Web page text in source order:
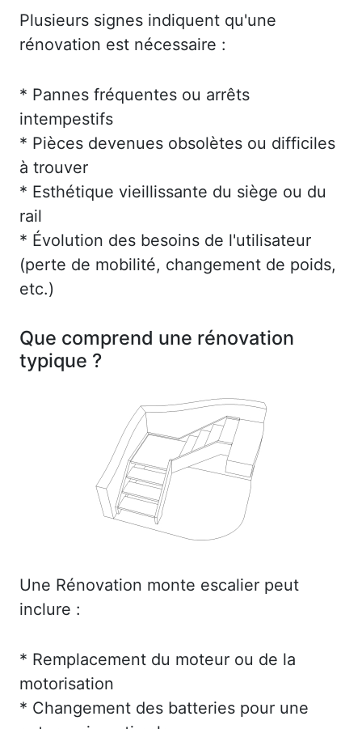
Plusieurs signes indiquent qu'une
rénovation est nécessaire :
* Pannes fréquentes ou arrêts
intempestifs
* Pièces devenues obsolètes ou difficiles
à trouver
* Esthétique vieillissante du siège ou du
rail
* Évolution des besoins de l'utilisateur
(perte de mobilité, changement de poids,
etc.)
Que comprend une rénovation
typique ?
Une Rénovation monte escalier peut
inclure :
* Remplacement du moteur ou de la
motorisation
* Changement des batteries pour une